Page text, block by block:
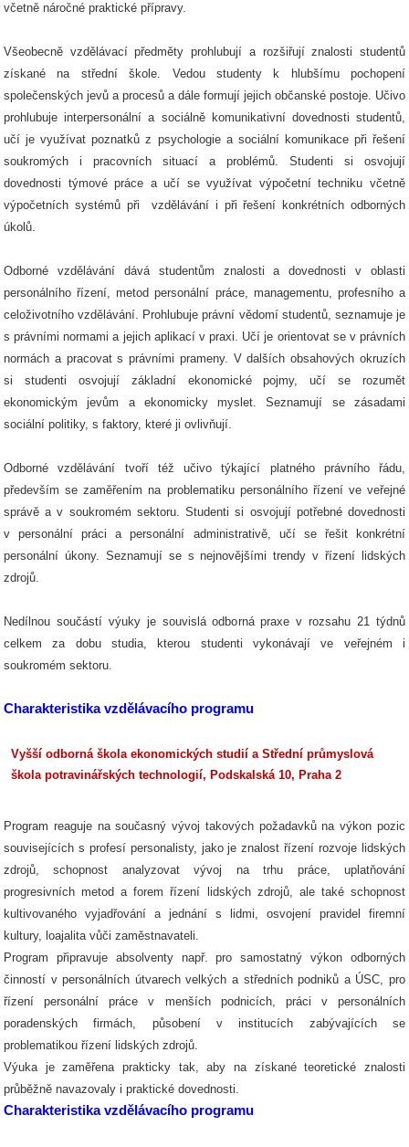
včetně náročné praktické přípravy.
Všeobecně vzdělávací předměty prohlubují a rozšiřují znalosti studentů
získané na střední škole. Vedou studenty k hlubšímu pochopení
společenských jevů a procesů a dále formují jejich občanské postoje. Učivo
prohlubuje interpersonální a sociálně komunikativní dovednosti studentů,
učí je využívat poznatků z psychologie a sociální komunikace při řešení
soukromých i pracovních situací a problémů. Studenti si osvojují
dovednosti týmové práce a učí se využívat výpočetní techniku včetně
výpočetních systémů při vzdělávání i při řešení konkrétních odborných
úkolů.
Odborné vzdělávání dává studentům znalosti a dovednosti v oblasti
personálního řízení, metod personální práce, managementu, profesního a
celoživotního vzdělávání. Prohlubuje právní vědomí studentů, seznamuje je
s právními normami a jejich aplikací v praxi. Učí je orientovat se v právních
normách a pracovat s právními prameny. V dalších obsahových okruzích
si studenti osvojují základní ekonomické pojmy, učí se rozumět
ekonomickým jevům a ekonomicky myslet. Seznamují se zásadami
sociální politiky, s faktory, které ji ovlivňují.
Odborné vzdělávání tvoří též učivo týkající platného právního řádu,
především se zaměřením na problematiku personálního řízení ve veřejné
správě a v soukromém sektoru. Studenti si osvojují potřebné dovednosti
v personální práci a personální administrativě, učí se řešit konkrétní
personální úkony. Seznamují se s nejnovějšími trendy v řízení lidských
zdrojů.
Nedílnou součástí výuky je souvislá odborná praxe v rozsahu 21 týdnů
celkem za dobu studia, kterou studenti vykonávají ve veřejném i
soukromém sektoru.
Charakteristika vzdělávacího programu
Vyšší odborná škola ekonomických studií a Střední průmyslová
škola potravinářských technologií, Podskalská 10, Praha 2
Program reaguje na současný vývoj takových požadavků na výkon pozic
souvisejících s profesí personalisty, jako je znalost řízení rozvoje lidských
zdrojů, schopnost analyzovat vývoj na trhu práce, uplatňování
progresivních metod a forem řízení lidských zdrojů, ale také schopnost
kultivovaného vyjadřování a jednání s lidmi, osvojení pravidel firemní
kultury, loajalita vůči zaměstnavateli.
Program připravuje absolventy např. pro samostatný výkon odborných
činností v personálních útvarech velkých a středních podniků a ÚSC, pro
řízení personální práce v menších podnicích, práci v personálních
poradenských firmách, působení v institucích zabývajících se
problematikou řízení lidských zdrojů.
Výuka je zaměřena prakticky tak, aby na získané teoretické znalosti
průběžně navazovaly i praktické dovednosti.
Charakteristika vzdělávacího programu